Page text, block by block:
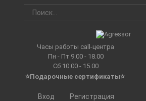
Часы работы call-центра
Пн - Пт 9.00 - 18.00
Сб 10.00 - 15.00
⭐Подарочные сертификаты⭐
Вход Регистрация